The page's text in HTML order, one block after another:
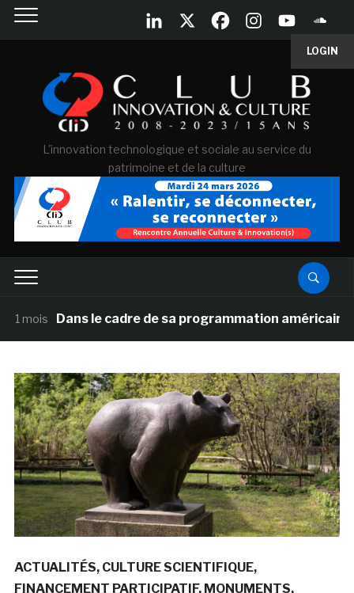
LOGIN
L'innovation technologique et sociale au service du
patrimoine et de la culture
Dans le cadre de sa programmation américaine,
ACTUALITÉS CULTURE SCIENTIFIQUE
FINANCEMENT PARTICIPATIF MONUMENTS